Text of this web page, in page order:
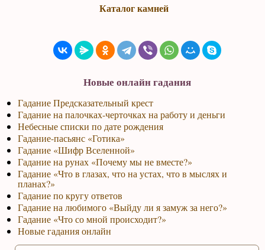
Каталог камней
Новые онлайн гадания
Гадание Предсказательный крест
Гадание на палочках-черточках на работу и деньги
Небесные списки по дате рождения
Гадание-пасьянс «Готика»
Гадание «Шифр Вселенной»
Гадание на рунах «Почему мы не вместе?»
Гадание «Что в глазах, что на устах, что в мыслях и
планах?»
Гадание по кругу ответов
Гадание на любимого «Выйду ли я замуж за него?»
Гадание «Что со мной происходит?»
Новые гадания онлайн